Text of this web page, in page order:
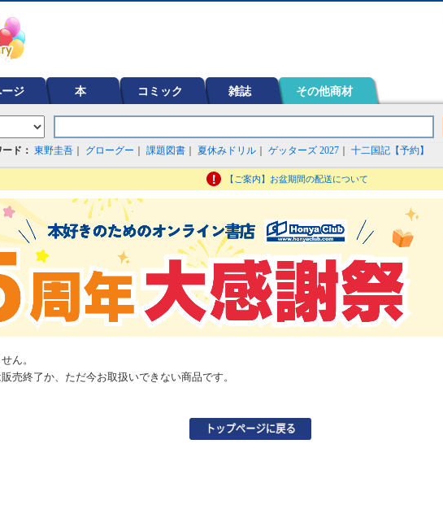
ージ 本 コミック 雑誌 その他商材
ド： 東野圭吾 グローグー 課題図書 夏休みドリル ゲッターズ 2027 十二国記【予約】
【ご案内】お盆期間の配送について
ん。
売終了か、ただ今お取扱いできない商品です。